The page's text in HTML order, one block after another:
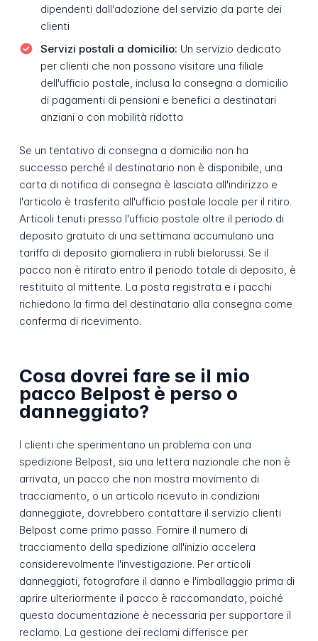
dipendenti dall'adozione del servizio da parte dei
clienti
Servizi postali a domicilio: Un servizio dedicato
per clienti che non possono visitare una filiale
dell'ufficio postale, inclusa la consegna a domicilio
di pagamenti di pensioni e benefici a destinatari
anziani o con mobilità ridotta
Se un tentativo di consegna a domicilio non ha
successo perché il destinatario non è disponibile, una
carta di notifica di consegna è lasciata all'indirizzo e
l'articolo è trasferito all'ufficio postale locale per il ritiro.
Articoli tenuti presso l'ufficio postale oltre il periodo di
deposito gratuito di una settimana accumulano una
tariffa di deposito giornaliera in rubli bielorussi. Se il
pacco non è ritirato entro il periodo totale di deposito, è
restituito al mittente. La posta registrata e i pacchi
richiedono la firma del destinatario alla consegna come
conferma di ricevimento.
Cosa dovrei fare se il mio
pacco Belpost è perso o
danneggiato?
I clienti che sperimentano un problema con una
spedizione Belpost, sia una lettera nazionale che non è
arrivata, un pacco che non mostra movimento di
tracciamento, o un articolo ricevuto in condizioni
danneggiate, dovrebbero contattare il servizio clienti
Belpost come primo passo. Fornire il numero di
tracciamento della spedizione all'inizio accelera
considerevolmente l'investigazione. Per articoli
danneggiati, fotografare il danno e l'imballaggio prima di
aprire ulteriormente il pacco è raccomandato, poiché
questa documentazione è necessaria per supportare il
reclamo. La gestione dei reclami differisce per